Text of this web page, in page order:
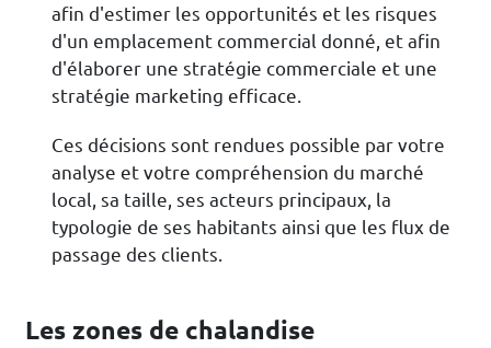
afin d'estimer les opportunités et les risques
d'un emplacement commercial donné, et afin
d'élaborer une stratégie commerciale et une
stratégie marketing efficace.
Ces décisions sont rendues possible par votre
analyse et votre compréhension du marché
local, sa taille, ses acteurs principaux, la
typologie de ses habitants ainsi que les flux de
passage des clients.
Les zones de chalandise